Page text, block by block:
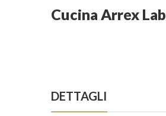
Cucina Arrex Lab
DETTAGLI